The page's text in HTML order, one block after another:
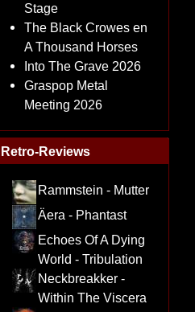
Stage
The Black Crowes en
A Thousand Horses
Into The Grave 2026
Graspop Metal
Meeting 2026
Retro-Reviews
Rammstein - Mutter
Äera - Phantast
Echoes Of A Dying
World - Tribulation
Neckbreakker -
Within The Viscera